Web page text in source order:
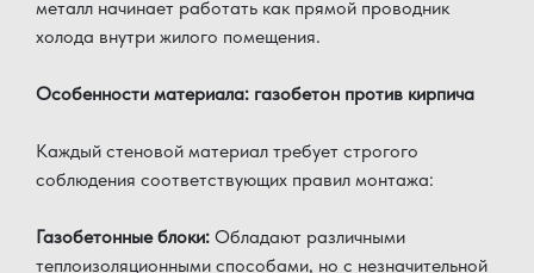
металл начинает работать как прямой проводник
холода внутри жилого помещения.
Особенности материала: газобетон против кирпича
Каждый стеновой материал требует строгого
соблюдения соответствующих правил монтажа:
Газобетонные блоки: Обладают различными
теплоизоляционными способами, но с незначительной